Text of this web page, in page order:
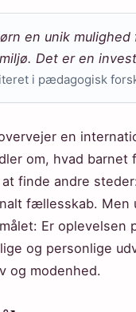
en unik
Det er en
i pædagogisk
en
om, hvad
finde andre
fællesskab.
Er oplevelsen
og personlige
og modenhed.